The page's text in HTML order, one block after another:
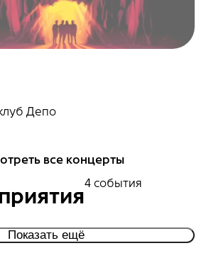
Депо
все концерты
4 события
Показать ещё